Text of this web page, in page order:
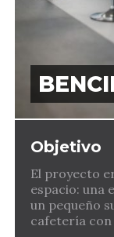
Objetivo
El proyecto
espacio: una
un pequeño
cafetería con